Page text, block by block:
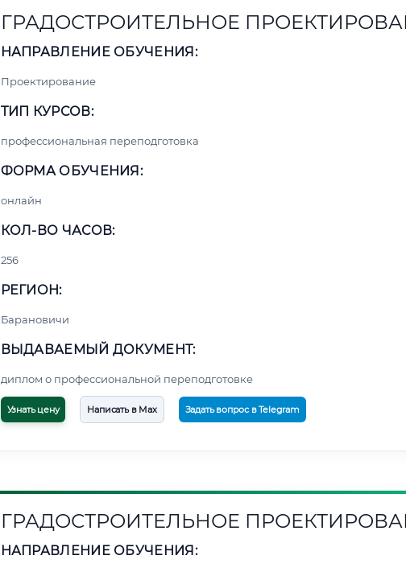
ГРАДОСТРОИТЕЛЬНОЕ
НАПРАВЛЕНИЕ ОБУЧЕНИЯ:
Проектирование
ТИП КУРСОВ:
профессиональная переподготовка
ФОРМА ОБУЧЕНИЯ:
онлайн
КОЛ-ВО ЧАСОВ:
256
РЕГИОН:
Барановичи
ВЫДАВАЕМЫЙ ДОКУМЕНТ:
диплом о профессиональной переподготовке
Узнать цену Написать в Max Задать вопрос в Telegram
ГРАДОСТРОИТЕЛЬНОЕ
НАПРАВЛЕНИЕ ОБУЧЕНИЯ: